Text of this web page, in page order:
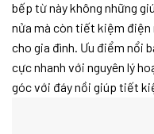
bếp từ này không những
nửa mà còn tiết kiệm điện
cho gia đình. Ưu điểm nổi
cực nhanh với nguyên lý
góc với đáy nồi giúp tiết